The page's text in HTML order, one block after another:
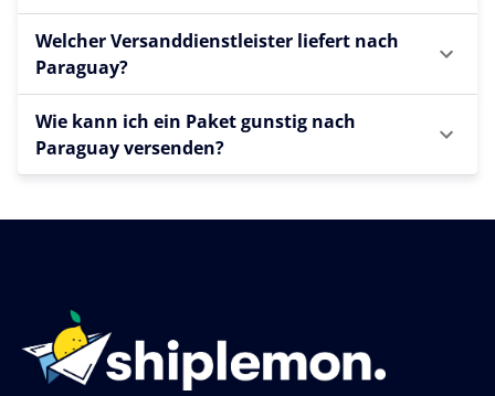
Welcher Versanddienstleister liefert nach
Paraguay?
Wie kann ich ein Paket gunstig nach
Paraguay versenden?